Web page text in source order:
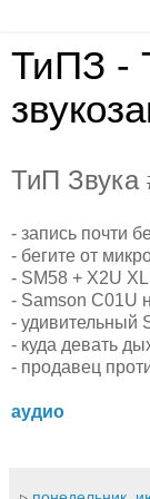
ТиПЗ -
ТиП Звука
- запись почти
- бегите от
- SM58 + X2U
- Samson C01U
- удивительный
- куда девать
- продавец
аудио